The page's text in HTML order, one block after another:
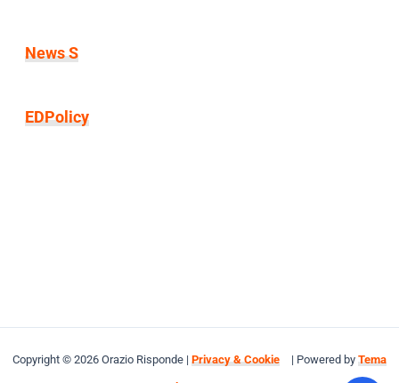
News S
EDPolicy
Copyright © 2026 Orazio Risponde |Privacy & Cookie | Powered by Tema